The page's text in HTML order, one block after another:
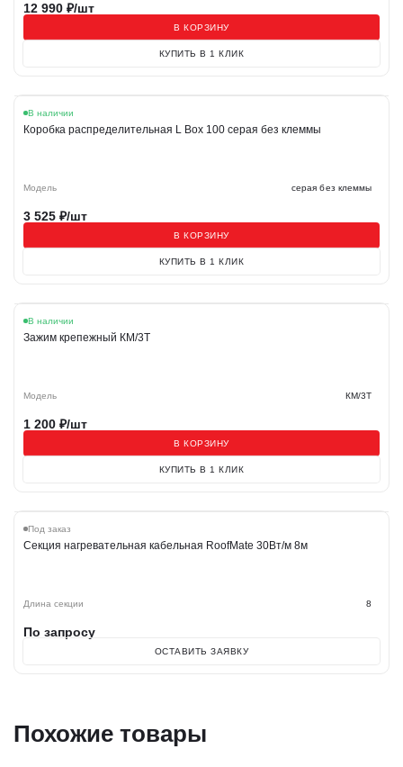
12 990 ₽/шт
В КОРЗИНУ
КУПИТЬ В 1 КЛИК
В наличии
Коробка распределительная L Box 100 серая без клеммы
Модель серая без клеммы
3 525 ₽/шт
В КОРЗИНУ
КУПИТЬ В 1 КЛИК
В наличии
Зажим крепежный КМ/3Т
Модель КМ/3Т
1 200 ₽/шт
В КОРЗИНУ
КУПИТЬ В 1 КЛИК
Под заказ
Секция нагревательная кабельная RoofMate 30Вт/м 8м
Длина секции 8
По запросу
ОСТАВИТЬ ЗАЯВКУ
Похожие товары